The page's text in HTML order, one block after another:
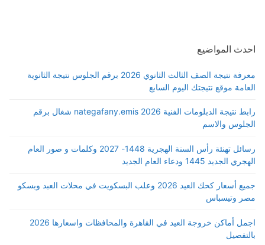
احدث المواضيع
معرفة نتيجة الصف الثالث الثانوي 2026 برقم الجلوس نتيجة الثانوية
العامة موقع نتيجتك اليوم السابع
رابط نتيجة الدبلومات الفنية 2026 nategafany.emis شغال برقم
الجلوس والاسم
رسائل تهنئة رأس السنة الهجرية 1448- 2027 وكلمات و صور العام
الهجري الجديد 1445 ودعاء العام الجديد
جميع أسعار كحك العيد 2026 وعلب البسكويت في محلات العبد وبسكو
مصر وتيسباس
اجمل أماكن خروجة العيد في القاهرة والمحافظات واسعارها 2026
بالتفصيل